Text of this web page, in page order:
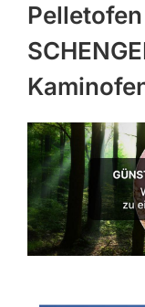
PROFIL
WARENKORB
PRODUCTS
SEARCH